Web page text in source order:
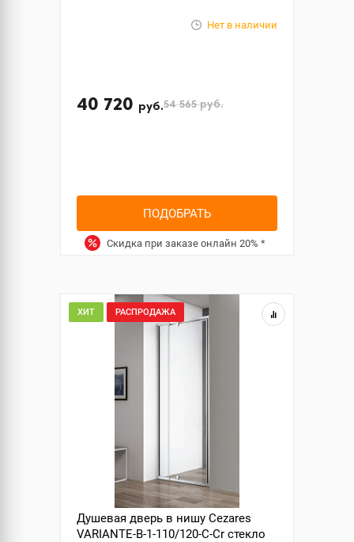
Нет в наличии
40 720 руб.54 565руб.
ПОДОБРАТЬ
Скидка при заказе онлайн 20% *
ХИТ РАСПРОДАЖА
Душевая дверь в нишу Cezares
VARIANTE-B-1-110/120-C-Cr стекло